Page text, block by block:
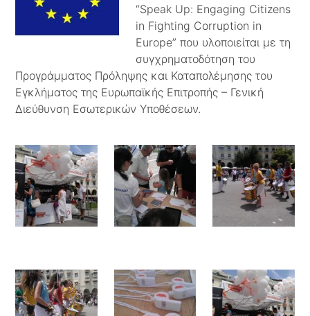
“Speak Up: Engaging Citizens
in Fighting Corruption in
Europe” που υλοποιείται με τη
συγχρηματοδότηση του
Προγράμματος Πρόληψης και Καταπολέμησης του
Εγκλήματος της Ευρωπαϊκής Επιτροπής – Γενική
Διεύθυνση Εσωτερικών Υποθέσεων.